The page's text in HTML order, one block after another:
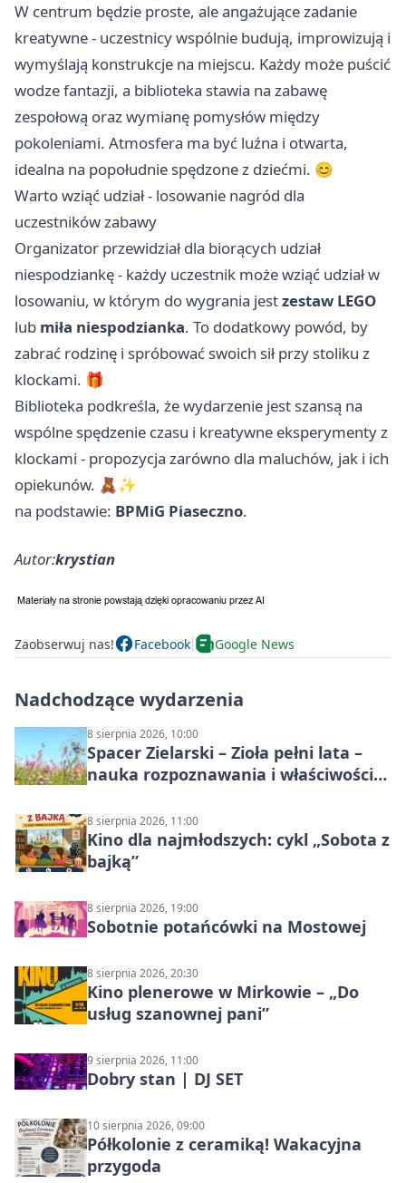
W centrum będzie proste, ale angażujące zadanie
kreatywne - uczestnicy wspólnie budują, improwizują i
wymyślają konstrukcje na miejscu. Każdy może puścić
wodze fantazji, a biblioteka stawia na zabawę
zespołową oraz wymianę pomysłów między
pokoleniami. Atmosfera ma być luźna i otwarta,
idealna na popołudnie spędzone z dziećmi. 😊
Warto wziąć udział - losowanie nagród dla
uczestników zabawy
Organizator przewidział dla biorących udział
niespodziankę - każdy uczestnik może wziąć udział w
losowaniu, w którym do wygrania jestzestaw LEGO
lub miła niespodzianka. To dodatkowy powód, by
zabrać rodzinę i spróbować swoich sił przy stoliku z
klockami. 🎁
Biblioteka podkreśla, że wydarzenie jest szansą na
wspólne spędzenie czasu i kreatywne eksperymenty z
klockami - propozycja zarówno dla maluchów, jak i ich
opiekunów. 🧸✨
na podstawie: BPMiG Piaseczno.
Autor:krystian
Zaobserwuj nas! Facebook Google News
Nadchodzące wydarzenia
8 sierpnia 2026, 10:00
Spacer Zielarski – Zioła pełni lata –
nauka rozpoznawania i właściwości
8 sierpnia 2026, 11:00
Kino dla najmłodszych: cykl „Sobota z
bajką”
8 sierpnia 2026, 19:00
Sobotnie potańcówki na Mostowej
8 sierpnia 2026, 20:30
Kino plenerowe w Mirkowie – „Do
usług szanownej pani”
9 sierpnia 2026, 11:00
Dobry stan | DJ SET
10 sierpnia 2026, 09:00
Półkolonie z ceramiką! Wakacyjna
przygoda